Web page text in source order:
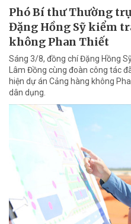
Phó Bí thư Thường
Đặng Hồng Sỹ kiểm
không Phan Thiết
Sáng 3/8, đồng chí Đặng Hồng
Lâm Đồng cùng đoàn công tác
hiện dự án Cảng hàng không
dân dụng.